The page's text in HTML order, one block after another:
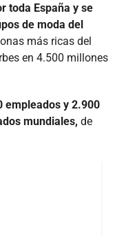
toda España y se
de moda del
más ricas del
en 4.500 millones
empleados y 2.900
mundiales, de